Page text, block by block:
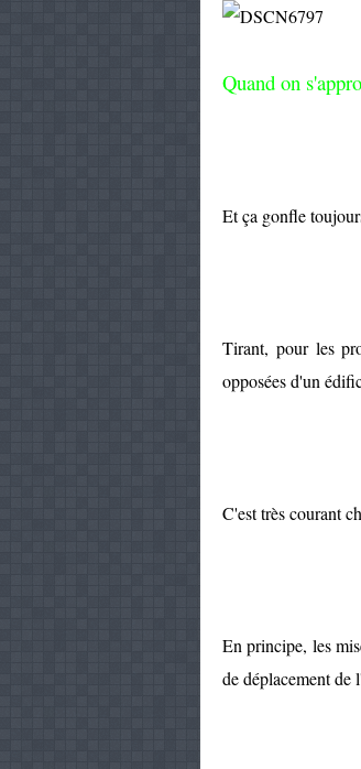
Quand on
Et ça gonfle
Tirant, pour les
opposées d'un
C'est très courant
En principe, les
de déplacement de